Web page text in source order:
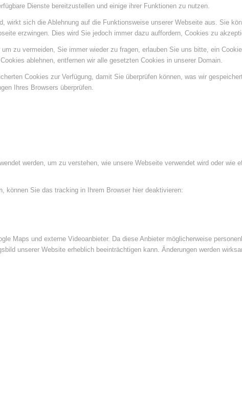
Dienste bereitzustellen und einige ihrer Funktionen zu nutzen.
wirkt sich die Ablehnung auf die Funktionsweise unserer Webseite aus. Sie
erzwingen. Dies wird Sie jedoch immer dazu auffordern, Cookies zu
zu vermeiden, Sie immer wieder zu fragen, erlauben Sie uns bitte, ein
ablehnen, entfernen wir alle gesetzten Cookies in unserer Domain.
Cookies zur Verfügung, damit Sie überprüfen können, was wir
Ihres Browsers überprüfen.
werden, um zu verstehen, wie unsere Webseite verwendet wird oder
können Sie das tracking in Ihrem Browser hier deaktivieren:
Maps und externe Videoanbieter. Da diese Anbieter möglicherweise
unserer Website erheblich beeinträchtigen kann. Änderungen werden